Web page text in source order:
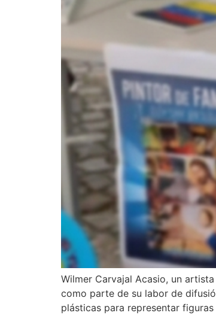
Wilmer Carvajal Acasio, un
como parte de su labor de
plásticas para representar